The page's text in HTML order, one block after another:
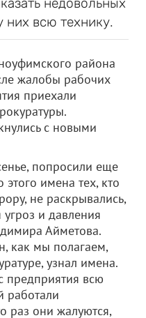
них всю технику.
района
жалобы рабочих
приехали
с новыми
попросили еще
этого имена тех, кто
не раскрывались,
и давления
Айметова.
как мы полагаем,
узнал имена.
предприятия всю
работали
раз они жалуются,